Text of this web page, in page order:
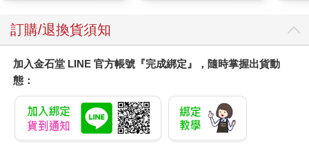
訂購/退換貨須知
加入金石堂 LINE 官方帳號『完成綁定』，隨時掌握出貨動
態：